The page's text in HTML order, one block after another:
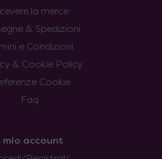
la merce
& Spedizioni
e Condizioni
& Cookie Policy
Cookie
Faq
mio account